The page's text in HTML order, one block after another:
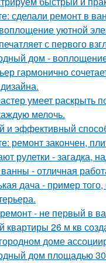
сделали ремонт в
уютной
с первого
дом -
гармонично
умеет раскрыть
мелочь.
и эффективный
ремонт закончен,
рулетки - загадка,
- отличная
дача - пример
- не первый в
квартиры 26 м кв
доме
дом площадью